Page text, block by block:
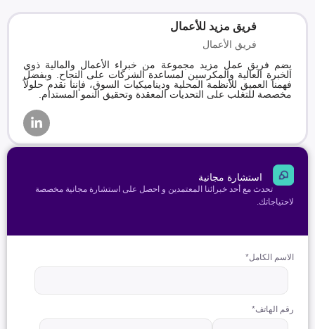
فريق مزيد للأعمال
فريق الأعمال
يضم فريق عمل مزيد مجموعة من خبراء الأعمال والمالية ذوي
الخبرة العالية والمكرسين لمساعدة الشركات على النجاح. وبفضل
فهمنا العميق للأنظمة المحلية وديناميكيات السوق، فإننا نقدم حلولاً
مخصصة للتغلب على التحديات المعقدة وتحقيق النمو المستدام.
استشارة مجانية
تحدث مع أحد خبرائنا المعتمدين و احصل على استشارة مجانية مخصصة
لاحتياجاتك.
الاسم الكامل*
رقم الهاتف*